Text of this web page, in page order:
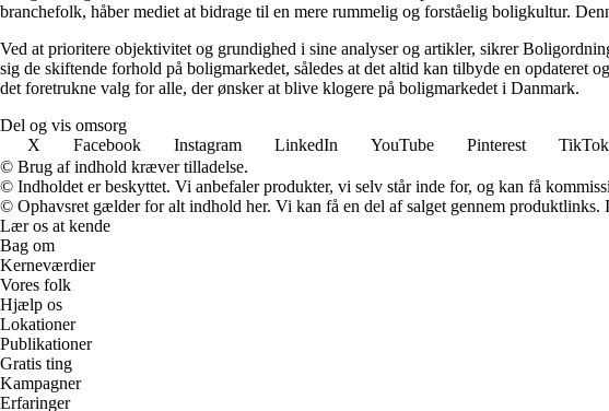
branchefolk, håber mediet at bidrage til en mere rummelig og forståelig boligkultur.
Ved at prioritere objektivitet og grundighed i sine analyser og artikler, sikrer
sig de skiftende forhold på boligmarkedet, således at det altid kan tilbyde en
det foretrukne valg for alle, der ønsker at blive klogere på boligmarkedet i Danmark.
Del og vis omsorg
X
Facebook Instagram LinkedIn YouTube Pinterest TikTok
© Brug af indhold kræver tilladelse.
© Indholdet er beskyttet. Vi anbefaler produkter, vi selv står inde for, og kan få
© Ophavsret gælder for alt indhold her. Vi kan få en del af salget gennem
Lær os at kende
Bag om
Kerneværdier
Vores folk
Hjælp os
Lokationer
Publikationer
Gratis ting
Kampagner
Erfaringer